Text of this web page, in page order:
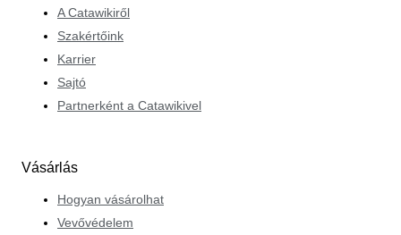
A Catawikiről
Szakértőink
Karrier
Sajtó
Partnerként a Catawikivel
Vásárlás
Hogyan vásárolhat
Vevővédelem